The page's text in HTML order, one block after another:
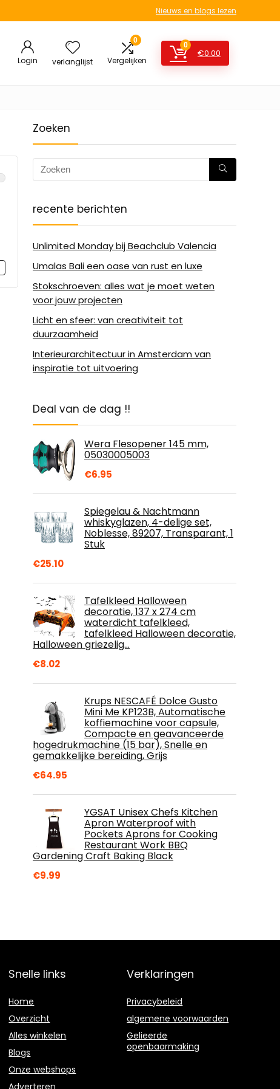
Nieuws en blogs lezen
Login verlanglijst
0
Vergelijken
0
€0.00
Zoeken
recente berichten
Unlimited Monday bij Beachclub Valencia
Umalas Bali een oase van rust en luxe
Stokschroeven: alles wat je moet weten
voor jouw projecten
Licht en sfeer: van creativiteit tot
duurzaamheid
Interieurarchitectuur in Amsterdam van
inspiratie tot uitvoering
Deal van de dag !!
Wera Flesopener 145 mm,
05030005003
€6.95
Spiegelau & Nachtmann
whiskyglazen, 4-delige set,
Noblesse, 89207, Transparant, 1
Stuk
€25.10
Tafelkleed Halloween
decoratie, 137 x 274 cm
waterdicht tafelkleed,
tafelkleed Halloween decoratie,
Halloween griezelig…
€8.02
Krups NESCAFÉ Dolce Gusto
Mini Me KP123B, Automatische
koffiemachine voor capsule,
Compacte en geavanceerde
hogedrukmachine (15 bar), Snelle en
gemakkelijke bereiding, Grijs
€64.95
YGSAT Unisex Chefs Kitchen
Apron Waterproof with
Pockets Aprons for Cooking
Restaurant Work BBQ
Gardening Craft Baking Black
€9.99
Snelle links
Home
Overzicht
Alles winkelen
Blogs
Onze webshops
Adverteren
Verklaringen
Privacybeleid
algemene voorwaarden
Gelieerde
openbaarmaking